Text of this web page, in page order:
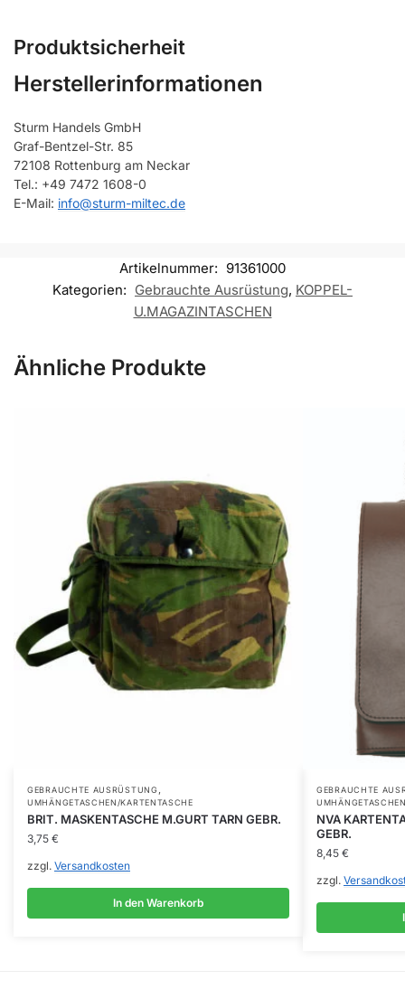
Produktsicherheit
Herstellerinformationen
Sturm Handels GmbH
Graf-Bentzel-Str. 85
72108 Rottenburg am Neckar
Tel.: +49 7472 1608-0
E-Mail: info@sturm-miltec.de
Artikelnummer: 91361000
Kategorien: Gebrauchte Ausrüstung, KOPPEL-
U.MAGAZINTASCHEN
Ähnliche Produkte
GEBRAUCHTE AUSRÜSTUNG,
UMHÄNGETASCHEN/KARTENTASCHE
BRIT. MASKENTASCHE M.GURT TARN GEBR.
3,75 €
zzgl. Versandkosten
In den Warenkorb
GEBRAUCHTE
NVA
GEBR.
8,45 €
zzgl.